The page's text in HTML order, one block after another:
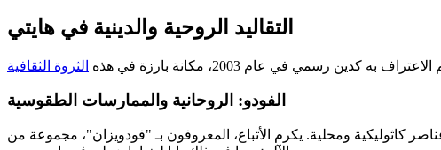
التقاليد الروحية والدينية في هايتي
به كدين رسمي في عام 2003، مكانة بارزة في هذه الثروة الثقافية
الفودو: الروحانية والممارسات الطقوسية
كاثوليكية ومحلية. يكرم الأتباع، المعروفون بـ "فودويزان"، مجموعة من